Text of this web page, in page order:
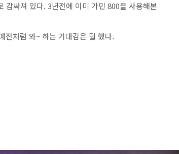
감싸져 있다. 3년전에 이미 가민 800을 사용해본
전처럼 와~ 하는 기대감은 덜 했다.